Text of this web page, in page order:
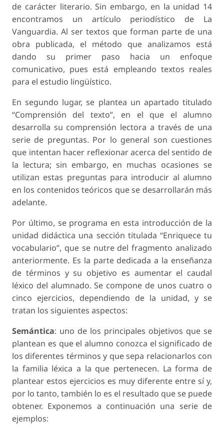
de carácter literario. Sin embargo, en la unidad 14
encontramos un artículo periodístico de La
Vanguardia. Al ser textos que forman parte de una
obra publicada, el método que analizamos está
dando su primer paso hacia un enfoque
comunicativo, pues está empleando textos reales
para el estudio lingüístico.
En segundo lugar, se plantea un apartado titulado
“Comprensión del texto”, en el que el alumno
desarrolla su comprensión lectora a través de una
serie de preguntas. Por lo general son cuestiones
que intentan hacer reflexionar acerca del sentido de
la lectura; sin embargo, en muchas ocasiones se
utilizan estas preguntas para introducir al alumno
en los contenidos teóricos que se desarrollarán más
adelante.
Por último, se programa en esta introducción de la
unidad didáctica una sección titulada “Enriquece tu
vocabulario”, que se nutre del fragmento analizado
anteriormente. Es la parte dedicada a la enseñanza
de términos y su objetivo es aumentar el caudal
léxico del alumnado. Se compone de unos cuatro o
cinco ejercicios, dependiendo de la unidad, y se
tratan los siguientes aspectos:
Semántica: uno de los principales objetivos que se
plantean es que el alumno conozca el significado de
los diferentes términos y que sepa relacionarlos con
la familia léxica a la que pertenecen. La forma de
plantear estos ejercicios es muy diferente entre sí y,
por lo tanto, también lo es el resultado que se puede
obtener. Exponemos a continuación una serie de
ejemplos: